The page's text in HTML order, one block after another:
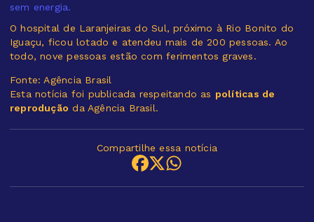
sem energia.
O hospital de Laranjeiras do Sul, próximo à Rio Bonito do
Iguaçu, ficou lotado e atendeu mais de 200 pessoas. Ao
todo, nove pessoas estão com ferimentos graves.
Fonte: Agência Brasil
Esta notícia foi publicada respeitando as políticas de
reprodução da Agência Brasil.
Compartilhe essa notícia